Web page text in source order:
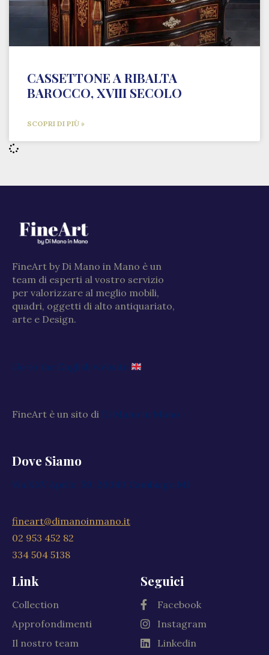
CASSETTONE A RIBALTA
BAROCCO, XVIII SECOLO
SCOPRI DI PIÙ »
FineArt by Di Mano in Mano è un
team di esperti al vostro servizio
per valorizzare al meglio mobili,
quadri, oggetti di alto antiquariato,
arte e Design.
Go to the English website
FineArt è un sito di Di Mano in Mano
Dove Siamo
Via XXV Aprile, 59, 20040 Cambiago MI
fineart@dimanoinmano.it
02 953 452 82
334 504 5138
Link
Collection
Approfondimenti
Il nostro team
Seguici
Facebook
Instagram
Linkedin